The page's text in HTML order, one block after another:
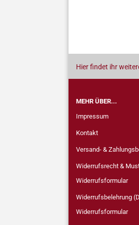
Hier findet ihr
MEHR ÜBER...
Impressum
Kontakt
Versand- &
Widerrufsrecht &
Widerrufsformular
Widerrufsbelehrung
Widerrufsformular